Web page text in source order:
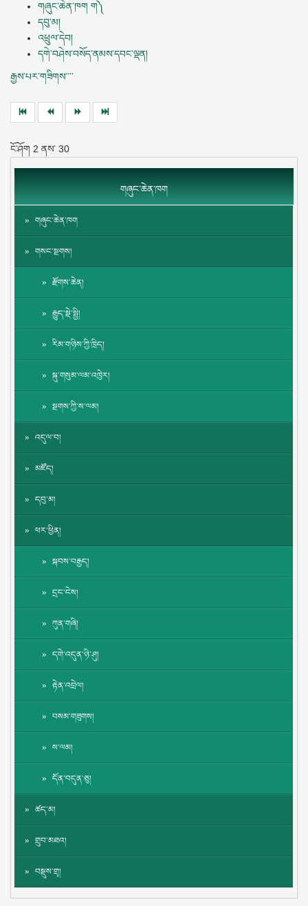
གཞུང་ཆེན་ཁག ག༽
དབུ་མ།
འཕྲུལ་དེབ།
དགེ་བཤེས་བསོད་ནམས་དབང་ལྡན།
རྒྱས་པར་གཟིགས་་་་
ངོ་ཤོག 2 ནས་ 30
གཞུང་ཆེན་ཁག
གཞུང་ཆེན་ཁག
གསང་སྔགས།
རྫོགས་ཆེན།
རྒྱུད་སྡེ་སྤྱི།
རིམ་གཉིས་ཀྱི་ཁྲིད།
སྐུ་གསུམ་ལམ་འཁྱེར།
སྔགས་ཀྱི་ས་ལམ།
འདུལ་བ།
མཛོད།
དབུ་མ།
ཕར་ཕྱིན།
སྐབས་བརྒྱད།
དྲང་ངེས།
ཀུན་གཞི།
དགེ་འདུན་ཉི་ཤུ།
རྟེན་འབྲེལ།
བསམ་གཟུགས།
ས་ལམ།
དོན་བདུན་ཅུ།
ཚད་མ།
གྲུབ་མཐའ།
བསྡུས་གྲྭ།